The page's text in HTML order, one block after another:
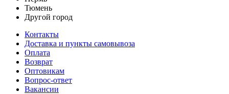
Тюмень
Другой город
Контакты
Доставка и пункты самовывоза
Оплата
Возврат
Оптовикам
Вопрос-ответ
Вакансии